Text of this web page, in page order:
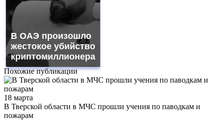
В ОАЭ произошло
жестокое убийство
криптомиллионера
Похожие публикации
18 марта
В Тверской области в МЧС прошли учения по паводкам и
пожарам